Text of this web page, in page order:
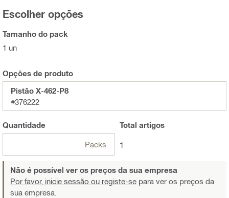
Escolher opções
Tamanho do pack
1 un
Opções de produto
Pistão X-462-P8
#376222
Quantidade
Packs
Total artigos
1
Não é possível ver os preços da sua empresa
Por favor, inicie sessão ou registe-se para ver os preços da
sua empresa.